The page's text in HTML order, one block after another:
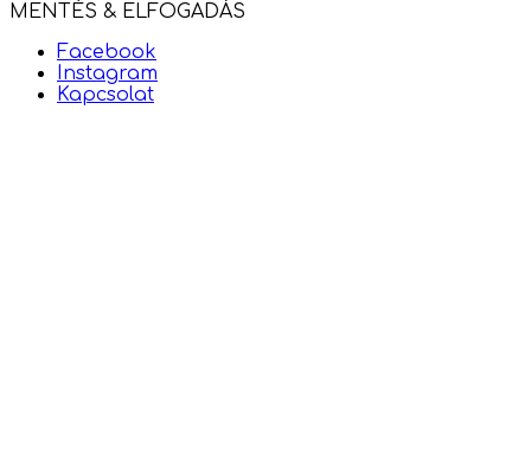
MENTÉS & ELFOGADÁS
Facebook
Instagram
Kapcsolat